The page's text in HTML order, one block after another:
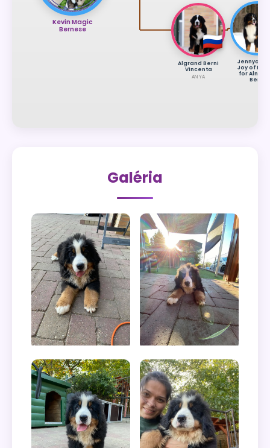
Kevin Magic
Bernese
Algrand Berni
Vincenta
ANYA
Joy of
for
Berni
Galéria